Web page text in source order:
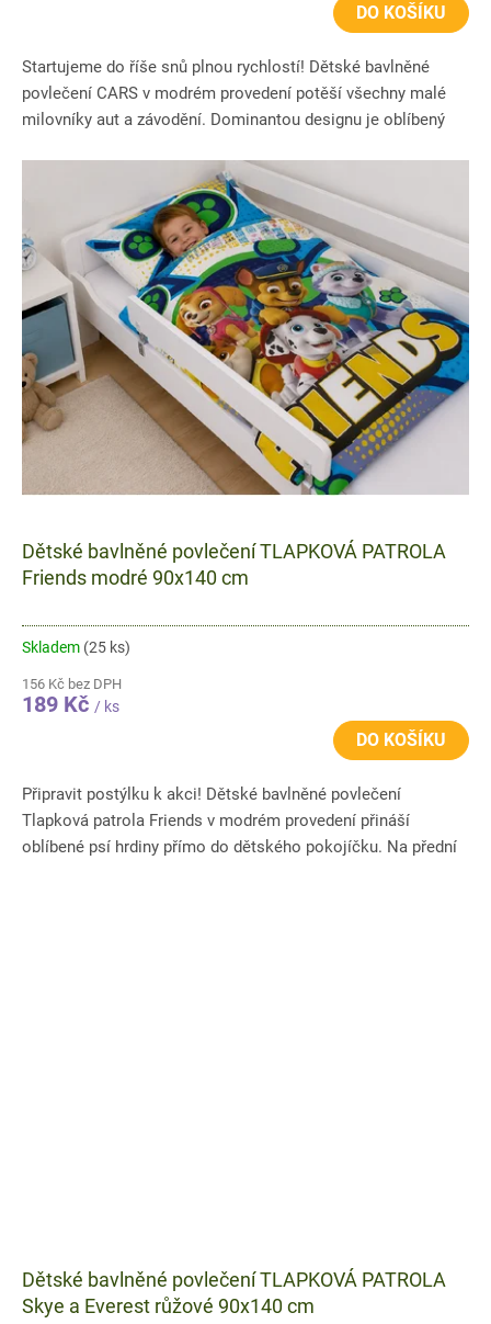
DO KOŠÍKU
Startujeme do říše snů plnou rychlostí! Dětské bavlněné
povlečení CARS v modrém provedení potěší všechny malé
milovníky aut a závodění. Dominantou designu je oblíbený
Dětské bavlněné povlečení TLAPKOVÁ PATROLA
Friends modré 90x140 cm
Skladem (25 ks)
156 Kč bez DPH
189 Kč / ks
DO KOŠÍKU
Připravit postýlku k akci! Dětské bavlněné povlečení
Tlapková patrola Friends v modrém provedení přináší
oblíbené psí hrdiny přímo do dětského pokojíčku. Na přední
Dětské bavlněné povlečení TLAPKOVÁ PATROLA
Skye a Everest růžové 90x140 cm